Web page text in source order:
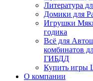
Литература
Домики для
Игрушки
годика
Всё для
комбинатов
ГИБДД
Купить игры
О компании